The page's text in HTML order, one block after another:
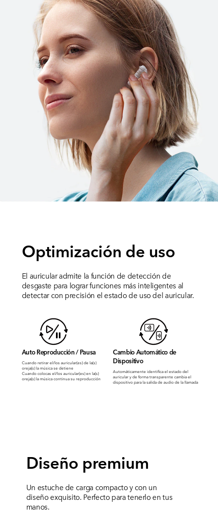
Optimización de uso
El auricular admite la función de detección de
desgaste para lograr funciones más inteligentes al
detectar con precisión el estado de uso del auricular.
Auto Reproducción / Pausa
Cuando retirar el/los auricular(es) de la(s)
oreja(s) la música se detiene
Cuando colocas el/los auricular(es) en la(s)
oreja(s) la música continua su reproducción
Cambio Automático de
Dispositivo
Automáticamente identifica el estado del
auricular y de forma transparente cambia el
dispositivo para la salida de audio de la llamada
Diseño premium
Un estuche de carga compacto y con un
diseño exquisito. Perfecto para tenerlo en tus
manos.